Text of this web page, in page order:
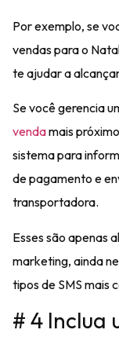
Por exemplo, se
vendas para o
te ajudara
Se você gerencia
vendamais
sistema para
de pagamento e
transportadora.
Esses são apenas
marketing, ainda
tipos de SMS mais
# 4 Inclua